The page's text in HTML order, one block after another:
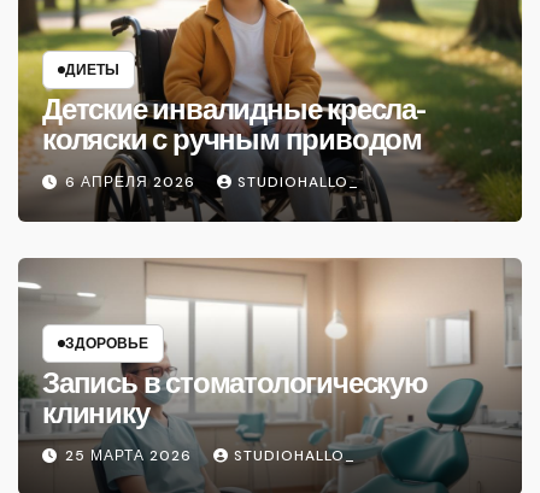
ДИЕТЫ
Детские инвалидные кресла-
коляски с ручным приводом
6 АПРЕЛЯ 2026 STUDIOHALLO_
ЗДОРОВЬЕ
Запись в стоматологическую
клинику
25 МАРТА 2026 STUDIOHALLO_